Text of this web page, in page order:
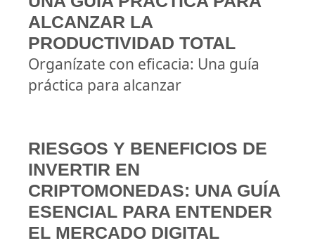
ALCANZAR LA
PRODUCTIVIDAD TOTAL
Organízate con eficacia: Una guía
práctica para alcanzar
RIESGOS Y BENEFICIOS DE
INVERTIR EN
CRIPTOMONEDAS: UNA GUÍA
ESENCIAL PARA ENTENDER
EL MERCADO DIGITAL